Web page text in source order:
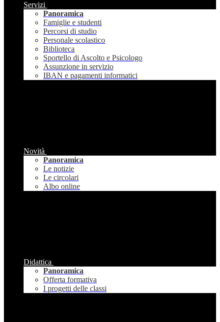
Servizi
Panoramica
Famiglie e studenti
Percorsi di studio
Personale scolastico
Biblioteca
Sportello di Ascolto e Psicologo
Assunzione in servizio
IBAN e pagamenti informatici
Novità
Panoramica
Le notizie
Le circolari
Albo online
Didattica
Panoramica
Offerta formativa
I progetti delle classi